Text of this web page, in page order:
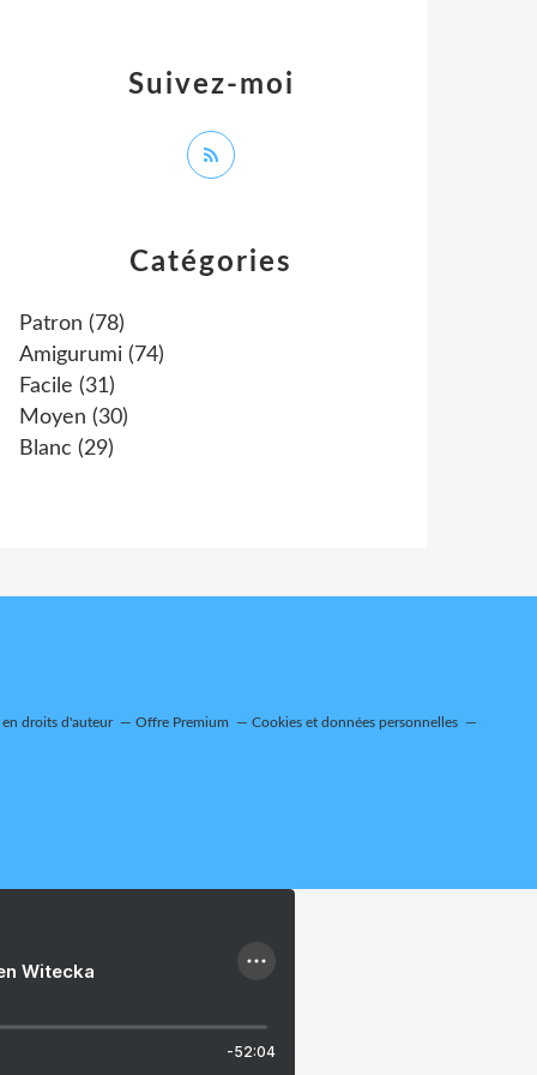
Catégories
Patron (78)
Amigurumi (74)
Facile (31)
Moyen (30)
Blanc (29)
Suivez-moi
droits d'auteur Offre Premium Cookies et données personnelles
Witecka
-52:04